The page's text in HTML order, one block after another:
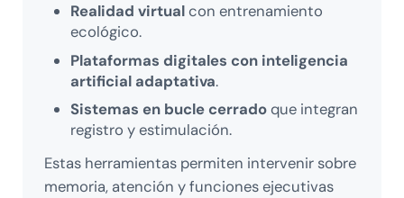
Realidad virtualcon entrenamiento
ecológico.
Plataformas digitales con inteligencia
artificial adaptativa.
Sistemas en bucle cerradoque integran
registro y estimulación.
Estas herramientas permiten intervenir sobre
memoria, atención y funciones ejecutivas